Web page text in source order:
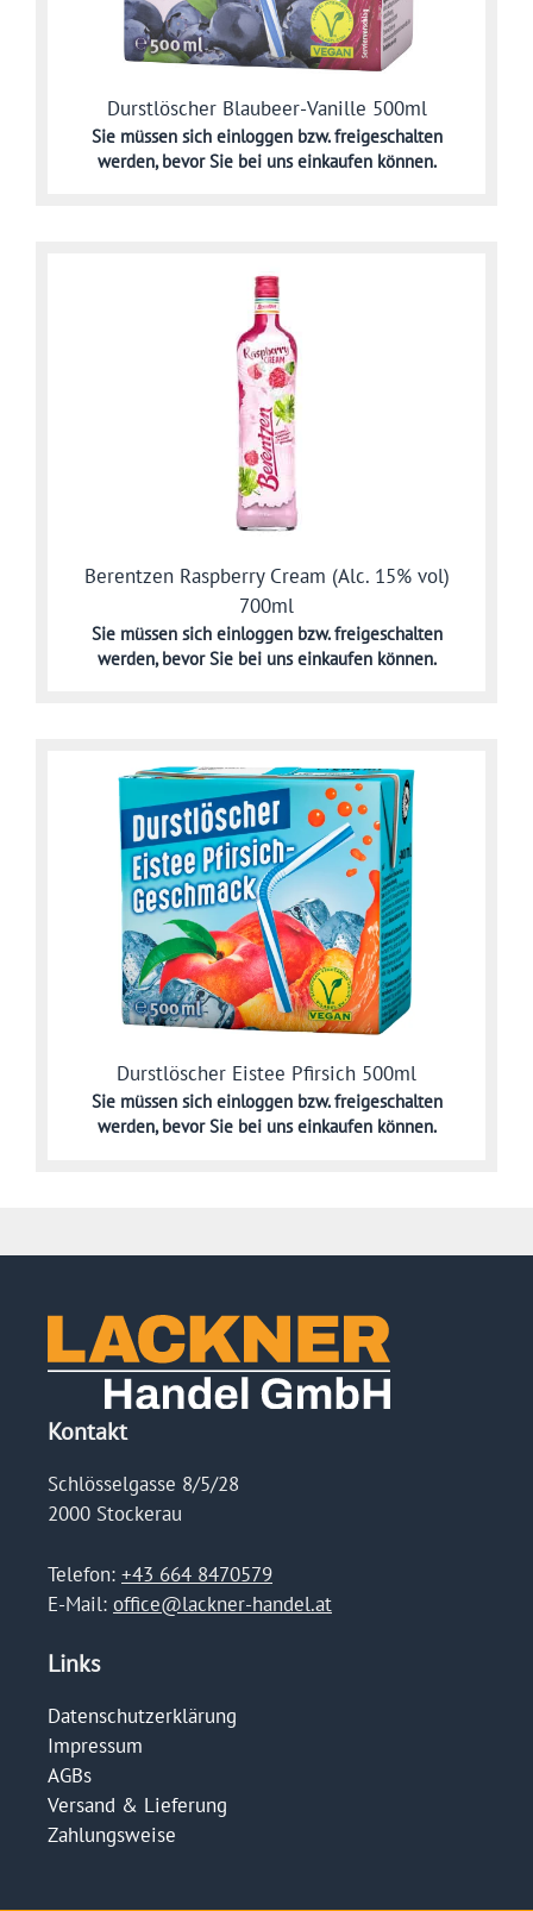
Durstlöscher Blaubeer-Vanille 500ml
Sie müssen sich einloggen bzw. freigeschalten
werden,bevor Sie bei uns einkaufen können.
Berentzen Raspberry Cream (Alc. 15% vol)
700ml
Sie müssen sich einloggen bzw. freigeschalten
werden,bevor Sie bei uns einkaufen können.
Durstlöscher Eistee Pfirsich 500ml
Sie müssen sich einloggen bzw. freigeschalten
werden,bevor Sie bei uns einkaufen können.
Kontakt
Schlösselgasse 8/5/28
2000 Stockerau
Telefon: +43 664 8470579
E-Mail: office@lackner-handel.at
Links
Datenschutzerklärung
Impressum
AGBs
Versand & Lieferung
Zahlungsweise